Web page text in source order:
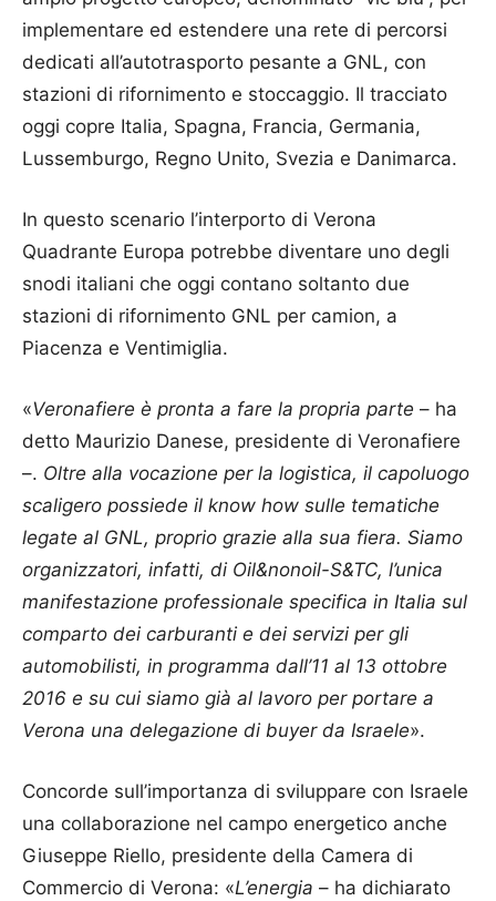
implementare ed estendere una rete di percorsi
dedicati all’autotrasporto pesante a GNL, con
stazioni di rifornimento e stoccaggio. Il tracciato
oggi copre Italia, Spagna, Francia, Germania,
Lussemburgo, Regno Unito, Svezia e Danimarca.
In questo scenario l’interporto di Verona
Quadrante Europa potrebbe diventare uno degli
snodi italiani che oggi contano soltanto due
stazioni di rifornimento GNL per camion, a
Piacenza e Ventimiglia.
«Veronafiere è pronta a fare la propria parte – ha
detto Maurizio Danese, presidente di Veronafiere
–. Oltre alla vocazione per la logistica, il capoluogo
scaligero possiede il know how sulle tematiche
legate al GNL, proprio grazie alla sua fiera. Siamo
organizzatori, infatti, di Oil&nonoil-S&TC, l’unica
manifestazione professionale specifica in Italia sul
comparto dei carburanti e dei servizi per gli
automobilisti, in programma dall’11 al 13 ottobre
2016 e su cui siamo già al lavoro per portare a
Verona una delegazione di buyer da Israele».
Concorde sull’importanza di sviluppare con Israele
una collaborazione nel campo energetico anche
Giuseppe Riello, presidente della Camera di
Commercio di Verona: «L’energia – ha dichiarato